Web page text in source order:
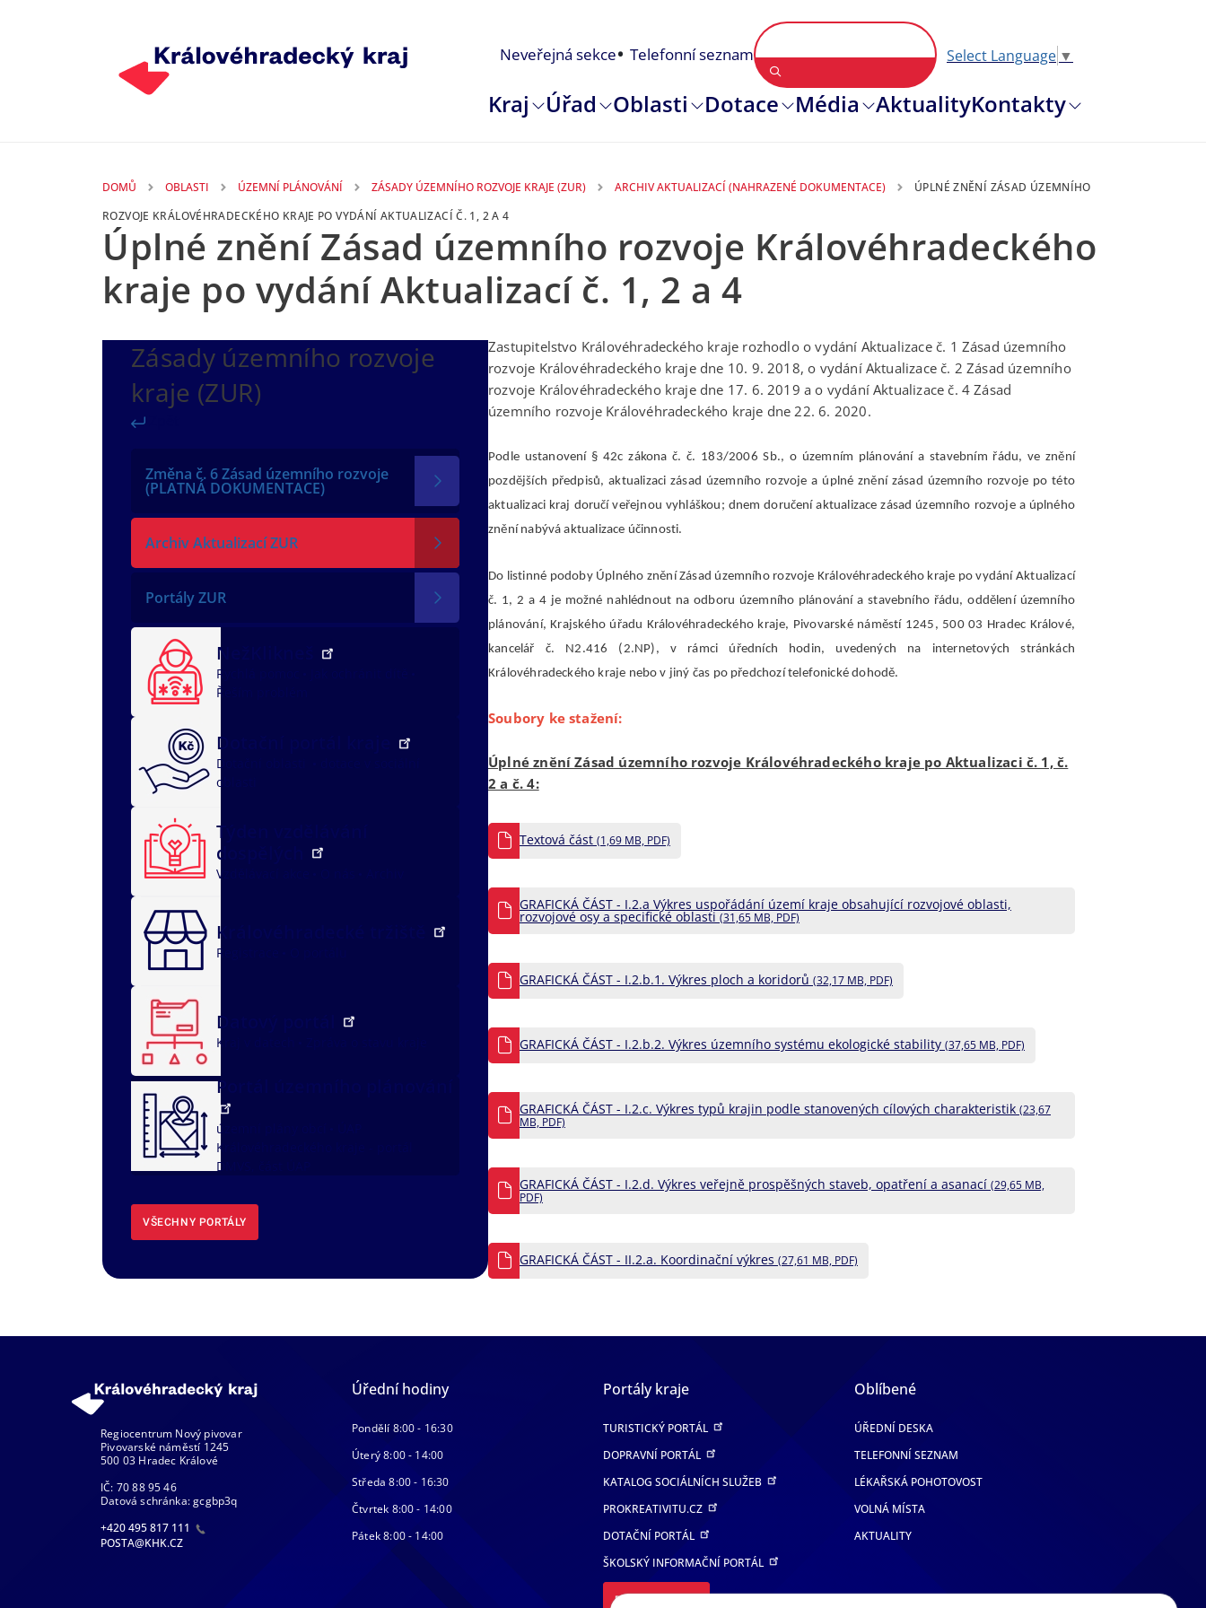
Neveřejná sekce Telefonní seznam Select Language ▼
Kraj Úřad Oblasti Dotace Média AktualityKontakty
DOMŮ OBLASTI ÚZEMNÍ PLÁNOVÁNÍ ZÁSADY ÚZEMNÍHO ROZVOJE KRAJE (ZUR) ARCHIV AKTUALIZACÍ (NAHRAZENÉ DOKUMENTACE)
ÚPLNÉ ZNĚNÍ ZÁSAD ÚZEMNÍHO
ROZVOJE KRÁLOVÉHRADECKÉHO KRAJE PO VYDÁNÍ AKTUALIZACÍ Č. 1, 2 A 4
Úplné znění Zásad územního rozvoje Královéhradeckého
kraje po vydání Aktualizací č. 1, 2 a 4
Zásady územního rozvoje
kraje (ZUR)
Změna č. 6 Zásad územního rozvoje
(PLATNÁ DOKUMENTACE)
Archiv Aktualizací ZUR
Portály ZUR
NežKlikneš
Rychlá pomoc
Řeším problém
Dotační portál kraje
Dotační oblasti
oblasti
Týden vzdělávání
dospělých
Vzdělávací akce
Královéhradecké tržiště
Registrace
Datový portál
Kraj v datech
Portál územního plánování
územní plány obcí
Královéhradeckého kraje - portál
DMVS, část ÚAP
VŠECHNY PORTÁLY
Zastupitelstvo Královéhradeckého kraje rozhodlo o vydání Aktualizace č. 1 Zásad územního
rozvoje Královéhradeckého kraje dne 10. 9. 2018, o vydání Aktualizace č. 2 Zásad územního
rozvoje Královéhradeckého kraje dne 17. 6. 2019 a o vydání Aktualizace č. 4 Zásad
územního rozvoje Královéhradeckého kraje dne 22. 6. 2020.
Podle ustanovení § 42c zákona č. č. 183/2006 Sb., o územním plánování a stavebním řádu, ve znění
pozdějších předpisů, aktualizaci zásad územního rozvoje a úplné znění zásad územního rozvoje po této
aktualizaci kraj doručí veřejnou vyhláškou; dnem doručení aktualizace zásad územního rozvoje a úplného
znění nabývá aktualizace účinnosti.
Do listinné podoby Úplného znění Zásad územního rozvoje Královéhradeckého kraje po vydání Aktualizací
č. 1, 2 a 4 je možné nahlédnout na odboru územního plánování a stavebního řádu, oddělení územního
plánování, Krajského úřadu Královéhradeckého kraje, Pivovarské náměstí 1245, 500 03 Hradec Králové,
kancelář č. N2.416 (2.NP), v rámci úředních hodin, uvedených na internetových stránkách
Královéhradeckého kraje nebo v jiný čas po předchozí telefonické dohodě.
Soubory ke stažení:
Úplné znění Zásad územního rozvoje Královéhradeckého kraje po Aktualizaci č. 1, č.
2 a č. 4:
Textová část (1,69 MB, PDF)
GRAFICKÁ ČÁST - I.2.a Výkres uspořádání území kraje obsahující rozvojové oblasti,
rozvojové osy a specifické oblasti(31,65 MB, PDF)
GRAFICKÁ ČÁST - I.2.b.1. Výkres ploch a koridorů (32,17 MB, PDF)
GRAFICKÁ ČÁST - I.2.b.2. Výkres územního systému ekologické stability (37,65 MB, PDF)
GRAFICKÁ ČÁST - I.2.c. Výkres typů krajin podle stanovených cílových charakteristik (23,67
MB, PDF)
GRAFICKÁ ČÁST - I.2.d. Výkres veřejně prospěšných staveb, opatření a asanací (29,65 MB,
PDF)
GRAFICKÁ ČÁST - II.2.a. Koordinační výkres (27,61 MB, PDF)
Regiocentrum Nový pivovar
Pivovarské náměstí 1245
500 03 Hradec Králové
IČ: 70 88 95 46
Datová schránka: gcgbp3q
+420 495 817 111
POSTA@KHK.CZ
Úřední hodiny
Pondělí 8:00 - 16:30
Úterý 8:00 - 14:00
Středa 8:00 - 16:30
Čtvrtek 8:00 - 14:00
Pátek 8:00 - 14:00
Portály kraje
TURISTICKÝ PORTÁL
DOPRAVNÍ PORTÁL
KATALOG SOCIÁLNÍCH SLUŽEB
PROKREATIVITU.CZ
DOTAČNÍ PORTÁL
ŠKOLSKÝ INFORMAČNÍ PORTÁL
DALŠÍ PORTÁLY
Oblíbené
ÚŘEDNÍ DESKA
TELEFONNÍ SEZNAM
LÉKAŘSKÁ POHOTOVOST
VOLNÁ MÍSTA
AKTUALITY